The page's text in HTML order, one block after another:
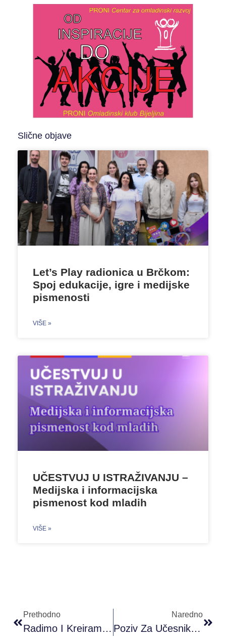
Slične objave
Let’s Play radionica u Brčkom:
Spoj edukacije, igre i medijske
pismenosti
VIŠE »
UČESTVUJ U ISTRAŽIVANJU –
Medijska i informacijska
pismenost kod mladih
VIŠE »
Prethodno
Radimo I Kreiramo Bolji Svijet Za Mlade
Naredno
Poziv Za Učesnike – PRONI Škola Kratkog Filma – Bijeljina